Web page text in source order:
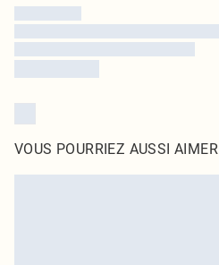
VOUS POURRIEZ AUSSI AIMER